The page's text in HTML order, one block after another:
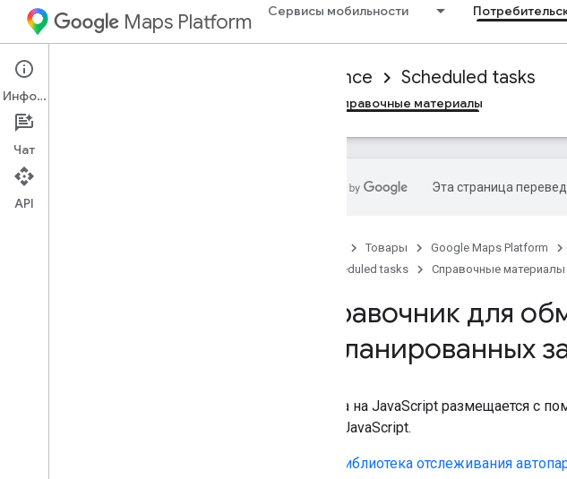
Maps Platform Сервисы мобильности
Mobility Services Consumer experience Scheduled tasks
Обзор Справочные материалы
Эта страница
Товары Google Maps Platform
Scheduled tasks
Справочные материалы
Справочник для
запланированных
Ссылка на JavaScript размещается с
флота JavaScript.
Библиотека отслеживания
Информация
Чат
API